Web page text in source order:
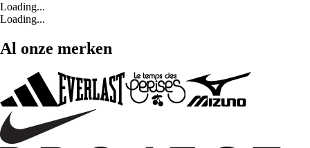
Loading...
Loading...
Al onze merken